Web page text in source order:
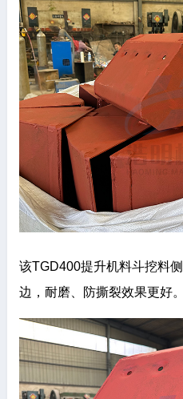
该TGD400提升机料斗挖料
边，耐磨、防撕裂效果更好。